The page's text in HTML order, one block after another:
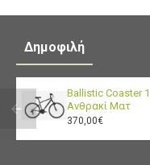
Δημοφιλή
Ballistic Coaster
Ανθρακί Ματ
370,00€